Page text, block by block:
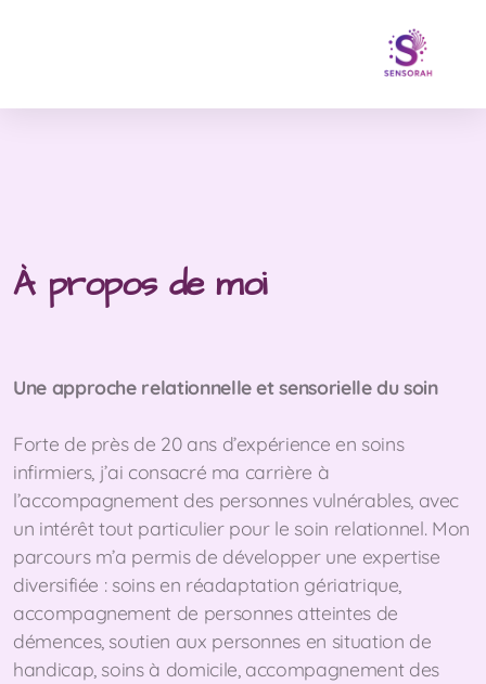
À propos de moi
Une approche relationnelle et sensorielle du soin
Forte de près de 20 ans d’expérience en soins
infirmiers, j’ai consacré ma carrière à
l’accompagnement des personnes vulnérables, avec
un intérêt tout particulier pour le soin relationnel. Mon
parcours m’a permis de développer une expertise
diversifiée : soins en réadaptation gériatrique,
accompagnement de personnes atteintes de
démences, soutien aux personnes en situation de
handicap, soins à domicile, accompagnement des